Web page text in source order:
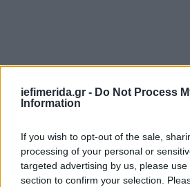
iefimerida.gr - Do Not Process
Information
If you wish to opt-out of the sale,
processing of your personal or
targeted advertising by us, please
section to confirm your selection.